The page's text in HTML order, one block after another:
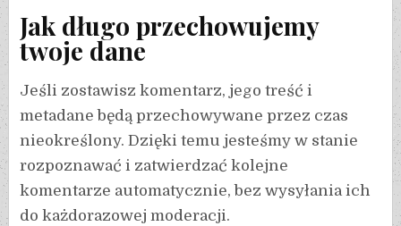
Jak długo przechowujemy
twoje dane
Jeśli zostawisz komentarz, jego treść i
metadane będą przechowywane przez czas
nieokreślony. Dzięki temu jesteśmy w stanie
rozpoznawać i zatwierdzać kolejne
komentarze automatycznie, bez wysyłania ich
do każdorazowej moderacji.